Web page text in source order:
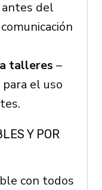
antes del
talleres –
el uso
Y POR
con todos